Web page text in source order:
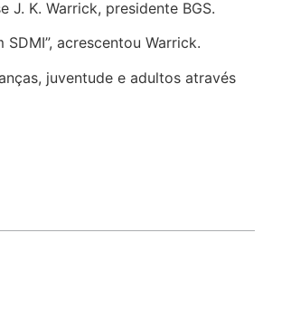
K. Warrick, presidente BGS.
acrescentou Warrick.
juventude e adultos através